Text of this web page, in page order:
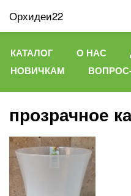
Орхидеи22
КАТАЛОГ О НАС
НОВИЧКАМ
прозрачное